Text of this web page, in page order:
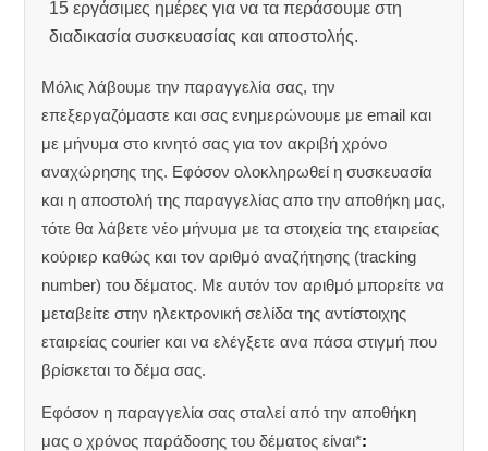
15 εργάσιμες ημέρες για να τα περάσουμε στη
διαδικασία συσκευασίας και αποστολής.
Μόλις λάβουμε την παραγγελία σας, την
επεξεργαζόμαστε και σας ενημερώνουμε με email και
με μήνυμα στο κινητό σας για τον ακριβή χρόνο
αναχώρησης της. Εφόσον ολοκληρωθεί η συσκευασία
και η αποστολή της παραγγελίας απο την αποθήκη μας,
τότε θα λάβετε νέο μήνυμα με τα στοιχεία της εταιρείας
κούριερ καθώς και τον αριθμό αναζήτησης (tracking
number) του δέματος. Με αυτόν τον αριθμό μπορείτε να
μεταβείτε στην ηλεκτρονική σελίδα της αντίστοιχης
εταιρείας courier και να ελέγξετε ανα πάσα στιγμή που
βρίσκεται το δέμα σας.
Εφόσον η παραγγελία σας σταλεί από την αποθήκη
μας ο χρόνος παράδοσης του δέματος είναι*: